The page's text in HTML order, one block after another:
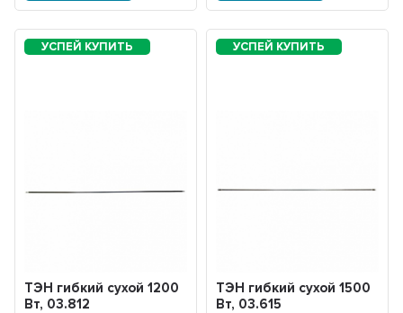
ТЭН гибкий сухой 1200
Вт, 03.812
ТЭН гибкий сухой 1500
Вт, 03.615